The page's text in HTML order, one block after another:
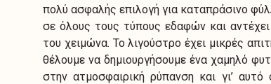
πολύ ασφαλής επιλογή για καταπράσινο
σε όλους τους τύπους εδαφών και
του χειμώνα. Το λιγούστρο έχει μικρές
θέλουμε να δημιουργήσουμε ένα χαμηλό
στην ατμοσφαιρική ρύπανση και γι’